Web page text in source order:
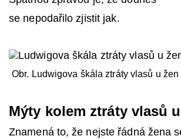
se nepodařilo zjistit jak.
Obr. Ludwigova škála ztráty vlasů u žen
Mýty kolem ztráty vlasů
Znamená to, že nejste řádná žena